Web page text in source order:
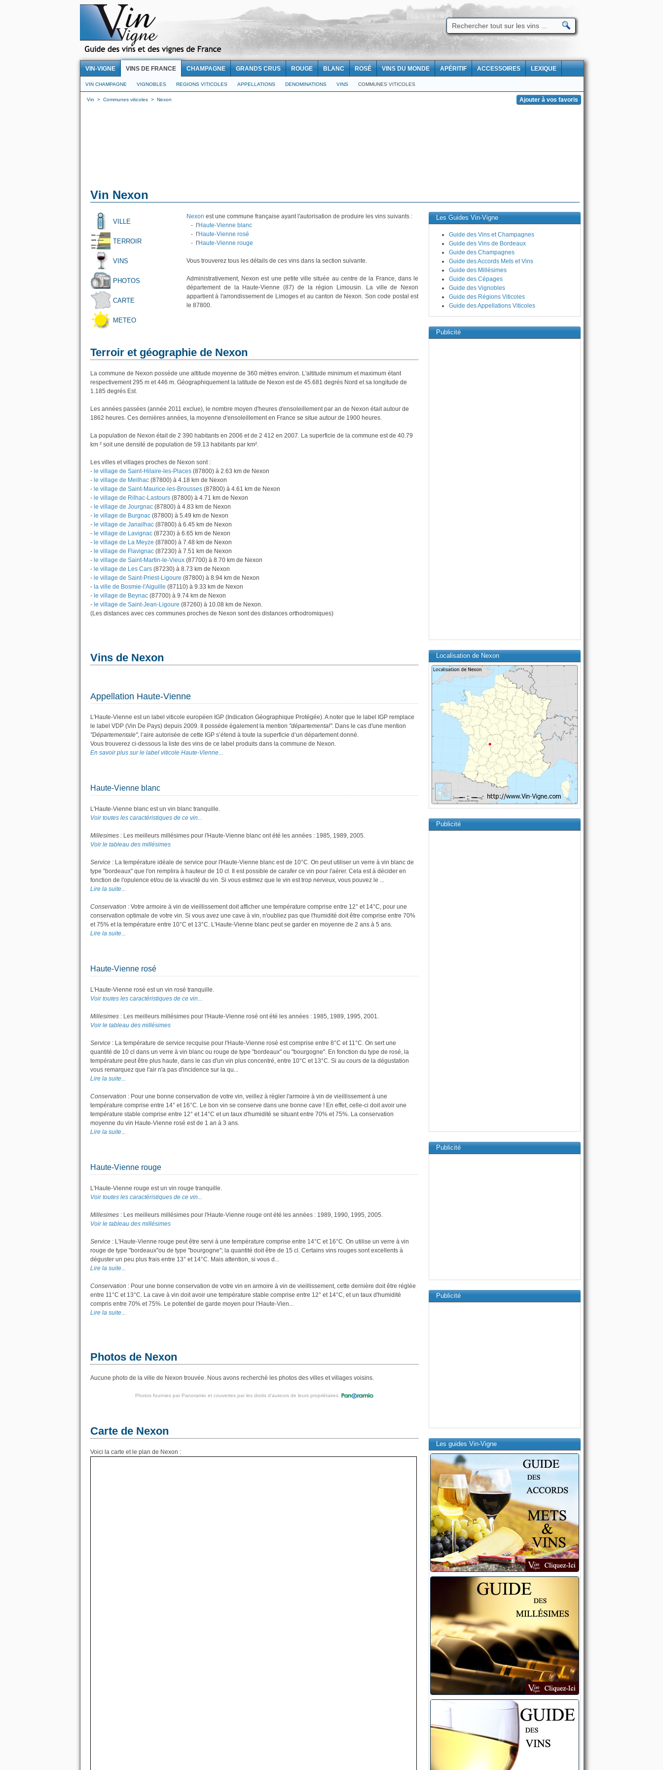
VIN-VIGNE VINS DE FRANCE CHAMPAGNE GRANDS CRUS ROUGE BLANC ROSÉ VINS DU MONDE APÉRITIF ACCESSOIRES LEXIQUE
VIN CHAMPAGNE VIGNOBLES REGIONS VITICOLES APPELLATIONS DENOMINATIONS VINS COMMUNES VITICOLES
Vin > Communes viticoles > Nexon
Vin Nexon
VILLE
TERROIR
VINS
PHOTOS
CARTE
METEO
Nexon est une commune française ayant l'autorisation de produire les vins suivants :
- l'Haute-Vienne blanc
- l'Haute-Vienne rosé
- l'Haute-Vienne rouge
Vous trouverez tous les détails de ces vins dans la section suivante.
Administrativement, Nexon est une petite ville située au centre de la France, dans le
département de la Haute-Vienne (87) de la région Limousin. La ville de Nexon
appartient à l'arrondissement de Limoges et au canton de Nexon. Son code postal est
le 87800.
Terroir et géographie de Nexon
La commune de Nexon possède une altitude moyenne de 360 mètres environ. L'altitude minimum et maximum étant
respectivement 295 m et 446 m. Géographiquement la latitude de Nexon est de 45.681 degrés Nord et sa longitude de
1.185 degrés Est.
Les années passées (année 2011 exclue), le nombre moyen d'heures d'ensoleillement par an de Nexon était autour de
1862 heures. Ces dernières années, la moyenne d'ensoleillement en France se situe autour de 1900 heures.
La population de Nexon était de 2 390 habitants en 2006 et de 2 412 en 2007. La superficie de la commune est de 40.79
km ² soit une densité de population de 59.13 habitants par km².
Les villes et villages proches de Nexon sont :
- le village de Saint-Hilaire-les-Places (87800) à 2.63 km de Nexon
- le village de Meilhac (87800) à 4.18 km de Nexon
- le village de Saint-Maurice-les-Brousses (87800) à 4.61 km de Nexon
- le village de Rilhac-Lastours (87800) à 4.71 km de Nexon
- le village de Jourgnac (87800) à 4.83 km de Nexon
- le village de Burgnac (87800) à 5.49 km de Nexon
- le village de Janailhac (87800) à 6.45 km de Nexon
- le village de Lavignac (87230) à 6.65 km de Nexon
- le village de La Meyze (87800) à 7.48 km de Nexon
- le village de Flavignac (87230) à 7.51 km de Nexon
- le village de Saint-Martin-le-Vieux (87700) à 8.70 km de Nexon
- le village de Les Cars (87230) à 8.73 km de Nexon
- le village de Saint-Priest-Ligoure (87800) à 8.94 km de Nexon
- la ville de Bosmie-l'Aiguille (87110) à 9.33 km de Nexon
- le village de Beynac (87700) à 9.74 km de Nexon
- le village de Saint-Jean-Ligoure (87260) à 10.08 km de Nexon.
(Les distances avec ces communes proches de Nexon sont des distances orthodromiques)
Vins de Nexon
Appellation Haute-Vienne
L'Haute-Vienne est un label viticole européen IGP (Indication Géographique Protégée). A noter que le label IGP remplace
le label VDP (Vin De Pays) depuis 2009. Il possède également la mention "départemental". Dans le cas d'une mention
"Départementale", l’aire autorisée de cette IGP s’étend à toute la superficie d’un département donné.
Vous trouverez ci-dessous la liste des vins de ce label produits dans la commune de Nexon.
En savoir plus sur le label viticole Haute-Vienne...
Haute-Vienne blanc
L'Haute-Vienne blanc est un vin blanc tranquille.
Voir toutes les caractéristiques de ce vin...
Millesimes : Les meilleurs millésimes pour l'Haute-Vienne blanc ont été les années : 1985, 1989, 2005.
Voir le tableau des millésimes
Service : La température idéale de service pour l'Haute-Vienne blanc est de 10°C. On peut utiliser un verre à vin blanc de
type "bordeaux" que l'on remplira à hauteur de 10 cl. Il est possible de carafer ce vin pour l'aérer. Cela est à décider en
fonction de l'opulence et/ou de la vivacité du vin. Si vous estimez que le vin est trop nerveux, vous pouvez le ...
Lire la suite...
Conservation : Votre armoire à vin de vieillissement doit afficher une température comprise entre 12° et 14°C, pour une
conservation optimale de votre vin. Si vous avez une cave à vin, n'oubliez pas que l'humidité doit être comprise entre 70%
et 75% et la température entre 10°C et 13°C. L'Haute-Vienne blanc peut se garder en moyenne de 2 ans à 5 ans.
Lire la suite...
Haute-Vienne rosé
L'Haute-Vienne rosé est un vin rosé tranquille.
Voir toutes les caractéristiques de ce vin...
Millesimes : Les meilleurs millésimes pour l'Haute-Vienne rosé ont été les années : 1985, 1989, 1995, 2001.
Voir le tableau des millésimes
Service : La température de service recquise pour l'Haute-Vienne rosé est comprise entre 8°C et 11°C. On sert une
quantité de 10 cl dans un verre à vin blanc ou rouge de type "bordeaux" ou "bourgogne". En fonction du type de rosé, la
température peut être plus haute, dans le cas d'un vin plus concentré, entre 10°C et 13°C. Si au cours de la dégustation
vous remarquez que l'air n'a pas d'incidence sur la qu...
Lire la suite...
Conservation : Pour une bonne conservation de votre vin, veillez à règler l'armoire à vin de vieillissement à une
température comprise entre 14° et 16°C. Le bon vin se conserve dans une bonne cave ! En effet, celle-ci doit avoir une
température stable comprise entre 12° et 14°C et un taux d'humidité se situant entre 70% et 75%. La conservation
moyenne du vin Haute-Vienne rosé est de 1 an à 3 ans.
Lire la suite...
Haute-Vienne rouge
L'Haute-Vienne rouge est un vin rouge tranquille.
Voir toutes les caractéristiques de ce vin...
Millesimes : Les meilleurs millésimes pour l'Haute-Vienne rouge ont été les années : 1989, 1990, 1995, 2005.
Voir le tableau des millésimes
Service : L'Haute-Vienne rouge peut être servi à une température comprise entre 14°C et 16°C. On utilise un verre à vin
rouge de type "bordeaux"ou de type "bourgogne"; la quantité doit être de 15 cl. Certains vins rouges sont excellents à
déguster un peu plus frais entre 13° et 14°C. Mais attention, si vous d...
Lire la suite...
Conservation : Pour une bonne conservation de votre vin en armoire à vin de vieillissement, cette dernière doit être réglée
entre 11°C et 13°C. La cave à vin doit avoir une température stable comprise entre 12° et 14°C, et un taux d'humidité
compris entre 70% et 75%. Le potentiel de garde moyen pour l'Haute-Vien...
Lire la suite...
Photos de Nexon
Aucune photo de la ville de Nexon trouvée. Nous avons recherché les photos des villes et villages voisins.
Photos fournies par Panoramio et couvertes par les droits d'auteurs de leurs propriétaires.
Carte de Nexon
Voici la carte et le plan de Nexon :
Les Guides Vin-Vigne
Guide des Vins et Champagnes
Guide des Vins de Bordeaux
Guide des Champagnes
Guide des Accords Mets et Vins
Guide des Millésimes
Guide des Cépages
Guide des Vignobles
Guide des Régions Viticoles
Guide des Appellations Viticoles
Publicité
Localisation de Nexon
Publicité
Publicité
Publicité
Les guides Vin-Vigne